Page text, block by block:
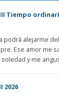
Tiempo
podrá alejarme
Ese amor me
y me
2026